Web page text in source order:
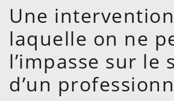
Une
laquelle on ne
l’impasse sur le
d’un